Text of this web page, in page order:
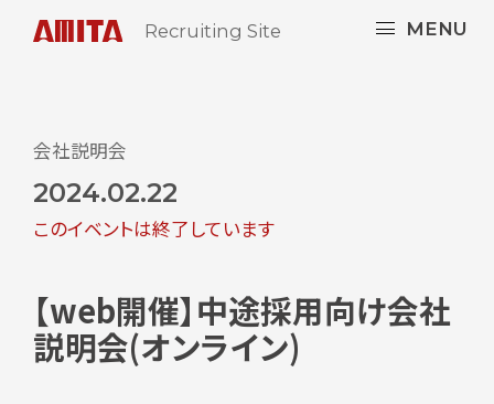
Recruiting Site MENU
会社説明会
【web開催】中途採用向け会社
説明会(オンライン)
2024.02.22
このイベントは終了しています